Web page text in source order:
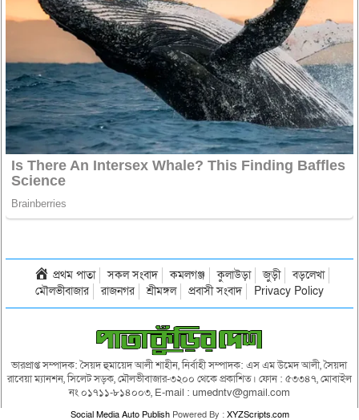
প্রথম পাতা সকল সংবাদ কমলগঞ্জ কুলাউড়া জুড়ী
বড়লেখা
মৌলভীবাজার
রাজনগর শ্রীমঙ্গল প্রবাসী সংবাদ Privacy Policy
ভারপ্রাপ্ত সম্পাদক: সৈয়দ হুমায়েদ আলী শাহীন, নির্বাহী সম্পাদক: এস এম উমেদ আলী, সৈয়দা
রাবেয়া ম্যানশন, সিলেট সড়ক, মৌলভীবাজার-৩২০০ থেকে প্রকাশিত। ফোন : ৫৩৩৪৭, মোবাইল
নং ০১৭১১-৮১৪০০৩, E-mail : umedntv@gmail.com
Social Media Auto PublishPowered By : XYZScripts.com